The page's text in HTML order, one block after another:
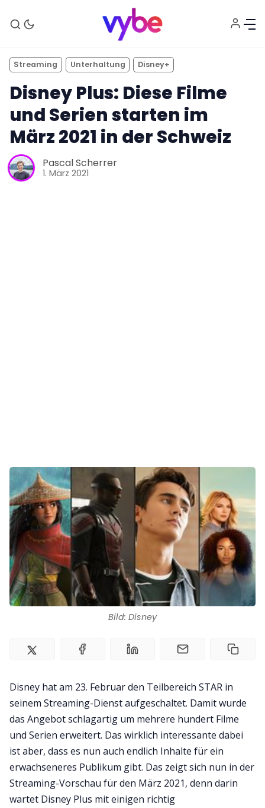
Zusammenarbeit
Kontakt
Impressum
Bild: Disney
Streaming Unterhaltung Disney+
Disney Plus: Diese Filme
und Serien starten im
März 2021 in der Schweiz
Pascal Scherrer
1. März 2021
Disney hat am 23. Februar den Teilbereich STAR in
seinem Streaming-Dienst aufgeschaltet. Damit wurde
das Angebot schlagartig um mehrere hundert Filme
und Serien erweitert. Das wirklich interessante dabei
ist aber, dass es nun auch endlich Inhalte für ein
erwachseneres Publikum gibt. Das zeigt sich nun in der
Streaming-Vorschau für den März 2021, denn darin
wartet Disney Plus mit einigen richtig